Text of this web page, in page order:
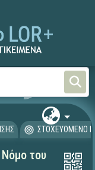
ΣΤΟΧΕΥΟΜΕΝΟ
του